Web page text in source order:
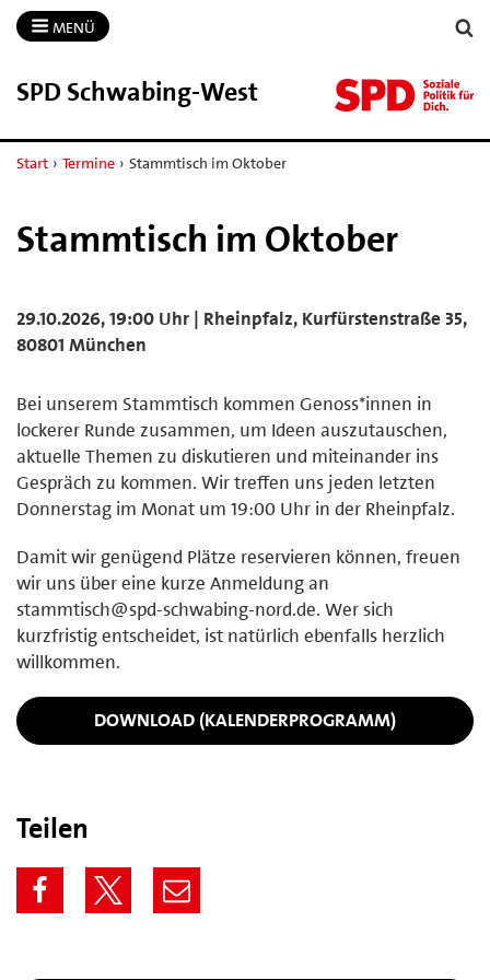
MENÜ
SPD Schwabing-​West
Start › Termine › Stammtisch im Oktober
Stammtisch im Oktober
29.10.2026, 19:00 Uhr | Rheinpfalz, Kurfürstenstraße 35,
80801 München
Bei unserem Stammtisch kommen Genoss*innen in
lockerer Runde zusammen, um Ideen auszutauschen,
aktuelle Themen zu diskutieren und miteinander ins
Gespräch zu kommen. Wir treffen uns jeden letzten
Donnerstag im Monat um 19:00 Uhr in der Rheinpfalz.
Damit wir genügend Plätze reservieren können, freuen
wir uns über eine kurze Anmeldung an
stammtisch@spd-schwabing-nord.de. Wer sich
kurzfristig entscheidet, ist natürlich ebenfalls herzlich
willkommen.
DOWNLOAD (KALENDERPROGRAMM)
Teilen